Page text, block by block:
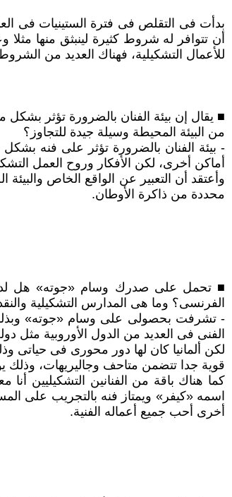
بدأت فى التقلص فى فترة الستينيات فى
أن تتوافر له شروط كثيرة لينبثق منها
للأعمال التشكيلية، فهناك العديد من
■ يقال إن بيئة الفنان بالضرورة تؤثر
من البيئة المحيطة وسيلة جيدة للتجاوز؟
- بيئة الفنان بالضرورة تؤثر على فنه بشكل
أماكن أخرى، لكن الأفكار وروح العمل
وأعتقد أن التعبير عن الواقع الخاص
محددة من ذاكرة الأوطان.
■ تحمل على صدرك وسام «جوته» هل لديك
الفرنسى؟ وما هى المدارس التشكيلية
- تشرفت بحصولى على وسام «جوته»
الفنى فى العديد من الدول الأوروبية مثل
لكن ألمانيا كان لها دور محورى فى حياتى
قوية جدا تتضمن متاحف وجاليريهات، وذلك
كما هناك باقة من الفنانين
اسمه «كيفر» ويمتاز فنه بالتجريب على
أخرى أحب جميع أعماله الفنية.